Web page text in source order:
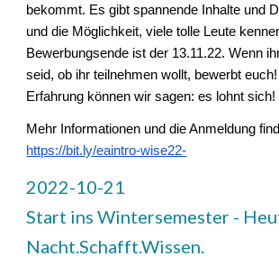
bekommt. Es gibt spannende Inhalte und
und die Möglichkeit, viele tolle Leute
Bewerbungsende ist der 13.11.22. Wenn
seid, ob ihr teilnehmen wollt, bewerbt
Erfahrung können wir sagen: es lohnt sich!
Mehr Informationen und die Anmeldung
https://bit.ly/eaintro-wise22-
2022-10-21
Start ins Wintersemester -
Nacht.Schafft.Wissen.